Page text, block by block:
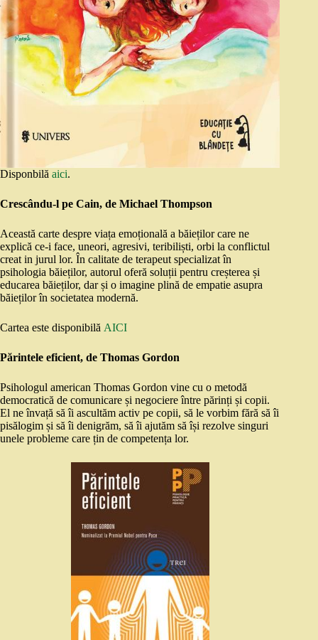
Disponbilă aici.
Crescându-l pe Cain, de Michael Thompson
Această carte despre viața emoțională a băieților care ne
explică ce-i face, uneori, agresivi, teribiliști, orbi la conflictul
creat in jurul lor. În calitate de terapeut specializat în
psihologia băieților, autorul oferă soluții pentru creșterea și
educarea băieților, dar și o imagine plină de empatie asupra
băieților în societatea modernă.
Cartea este disponibilă AICI
Părintele eficient, de Thomas Gordon
Psihologul american Thomas Gordon vine cu o metodă
democratică de comunicare și negociere între părinți și copii.
El ne învață să îi ascultăm activ pe copii, să le vorbim fără să îi
pisălogim și să îi denigrăm, să îi ajutăm să își rezolve singuri
unele probleme care țin de competența lor.